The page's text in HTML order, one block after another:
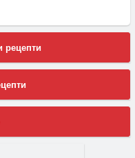
рецепти